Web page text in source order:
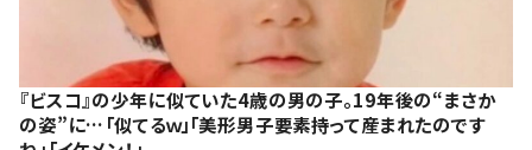
『ビスコ』の少年に似ていた4歳の男の子。19年後の“まさか
の姿”に…「似てるｗ」「美形男子要素持って産まれたのです